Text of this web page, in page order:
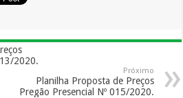
2020.
Próximo
Planilha Proposta de Preços
Pregão Presencial Nº 015/2020.